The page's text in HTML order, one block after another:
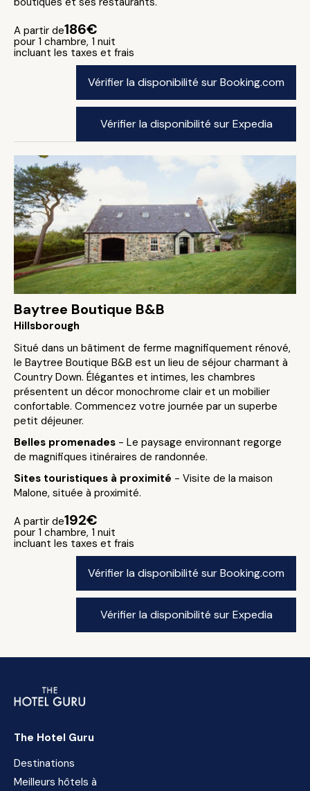
A partir de186€
pour 1 chambre, 1 nuit
incluant les taxes et frais
Vérifier la disponibilité sur Booking.com
Vérifier la disponibilité sur Expedia
Baytree Boutique B&B
Hillsborough
Situé dans un bâtiment de ferme magnifiquement rénové,
le Baytree Boutique B&B est un lieu de séjour charmant à
Country Down. Élégantes et intimes, les chambres
présentent un décor monochrome clair et un mobilier
confortable. Commencez votre journée par un superbe
petit déjeuner.
Belles promenades - Le paysage environnant regorge
de magnifiques itinéraires de randonnée.
Sites touristiques à proximité - Visite de la maison
Malone, située à proximité.
A partir de192€
pour 1 chambre, 1 nuit
incluant les taxes et frais
Vérifier la disponibilité sur Booking.com
Vérifier la disponibilité sur Expedia
The Hotel Guru
Destinations
Meilleurs hôtels à